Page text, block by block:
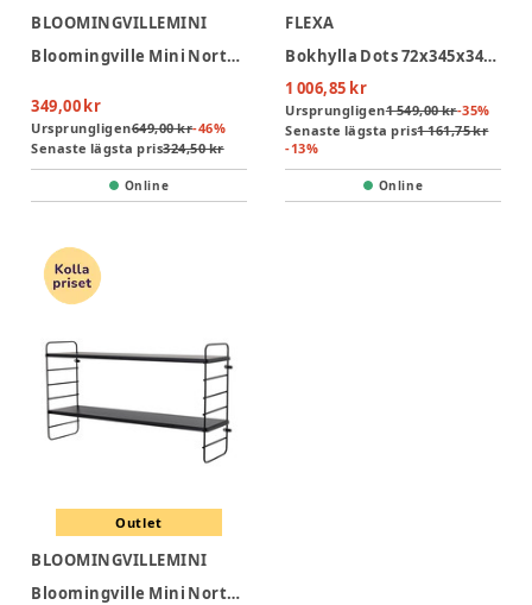
BLOOMINGVILLEMINI
Bloomingville Mini North Hylla - Vit
349,00 kr
Ursprungligen649,00 kr-46%
Senaste lägsta pris324,50 kr
Online
FLEXA
Bokhylla Dots 72x345x345 - Cream
1 006,85 kr
Ursprungligen1 549,00 kr-35%
Senaste lägsta pris1 161,75 kr
-13%
Online
Outlet
BLOOMINGVILLEMINI
Bloomingville Mini North Hylla - Svart